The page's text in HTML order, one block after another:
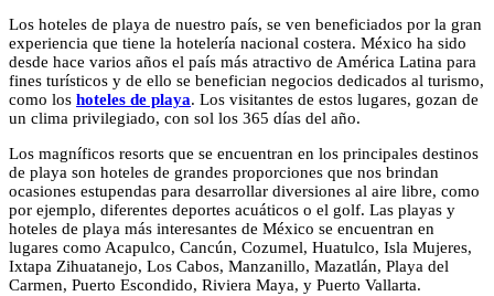
Los hoteles de playa de nuestro país, se ven beneficiados por la gran
experiencia que tiene la hotelería nacional costera. México ha sido
desde hace varios años el país más atractivo de América Latina para
fines turísticos y de ello se benefician negocios dedicados al turismo,
como los hoteles de playa. Los visitantes de estos lugares, gozan de
un clima privilegiado, con sol los 365 días del año.
Los magníficos resorts que se encuentran en los principales destinos
de playa son hoteles de grandes proporciones que nos brindan
ocasiones estupendas para desarrollar diversiones al aire libre, como
por ejemplo, diferentes deportes acuáticos o el golf. Las playas y
hoteles de playa más interesantes de México se encuentran en
lugares como Acapulco, Cancún, Cozumel, Huatulco, Isla Mujeres,
Ixtapa Zihuatanejo, Los Cabos, Manzanillo, Mazatlán, Playa del
Carmen, Puerto Escondido, Riviera Maya, y Puerto Vallarta.